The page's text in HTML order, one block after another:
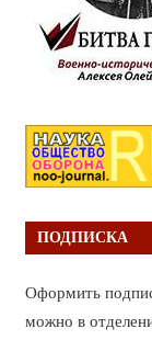
ПОДПИСКА
Оформить
можно в